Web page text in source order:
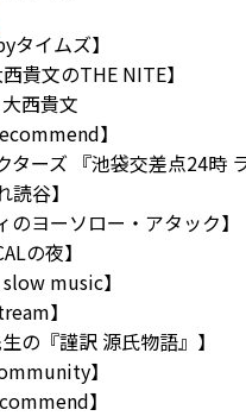
イムズ】
貴文のTHE NITE】
西貴文
】
ターズ 『池袋交差点24時
谷】
ヨーソロー・アタック】
の夜】
music】
】
の『謹訳 源氏物語』】
】
】